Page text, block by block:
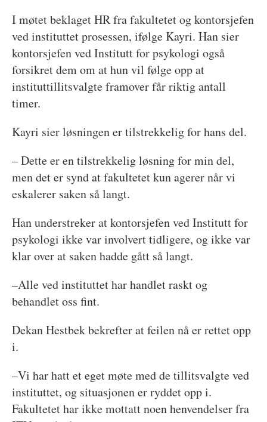
I møtet beklaget HR fra fakultetet og kontorsjefen
ved instituttet prosessen, ifølge Kayri. Han sier
kontorsjefen ved Institutt for psykologi også
forsikret dem om at hun vil følge opp at
instituttillitsvalgte framover får riktig antall
timer.
Kayri sier løsningen er tilstrekkelig for hans del.
– Dette er en tilstrekkelig løsning for min del,
men det er synd at fakultetet kun agerer når vi
eskalerer saken så langt.
Han understreker at kontorsjefen ved Institutt for
psykologi ikke var involvert tidligere, og ikke var
klar over at saken hadde gått så langt.
–Alle ved instituttet har handlet raskt og
behandlet oss fint.
Dekan Hestbek bekrefter at feilen nå er rettet opp
i.
–Vi har hatt et eget møte med de tillitsvalgte ved
instituttet, og situasjonen er ryddet opp i.
Fakultetet har ikke mottatt noen henvendelser fra